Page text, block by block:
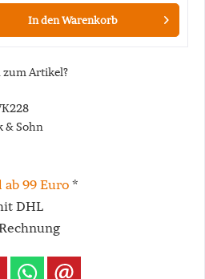
In denWarenkorb
zum Artikel?
& Sohn
ab 99 Euro*
DHL